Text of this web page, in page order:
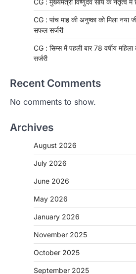
CG : मुख्यमंत्री विष्णुदेव साय के नेतृत्व में
CG : पांच माह की अनुष्का को मिला नया
सफल सर्जरी
CG : सिम्स में पहली बार 78 वर्षीय
सर्जरी
Recent Comments
No comments to show.
Archives
August 2026
July 2026
June 2026
May 2026
January 2026
November 2025
October 2025
September 2025
CHHATTISGARH
CG: 1 से 19 वर्ष तक
जाएगी एल्बेंडाजोल
More Khabar
रायपुर। राष्ट्रीय कृमि